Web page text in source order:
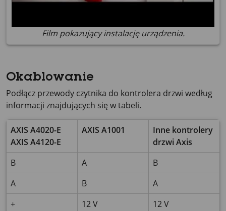
Film pokazujący instalację urządzenia.
Okablowanie
Podłącz przewody czytnika do kontrolera drzwi według
informacji znajdujących się w tabeli.
AXIS A4020-E
AXIS A4120-E
AXIS A1001
Inne kontrolery
drzwi Axis
B
A
B
A
B
A
+
12 V
12 V